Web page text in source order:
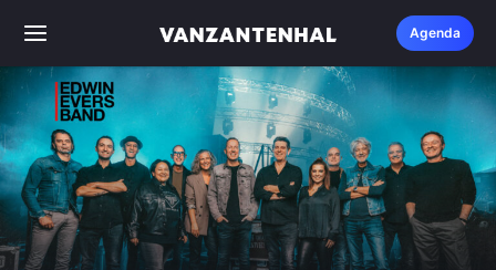
naar
de
inhoud
Agenda